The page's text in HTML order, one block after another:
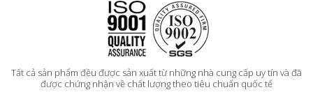
Tất cả sản phẩm đều được sản xuất từ những nhà cung cấp uy tín và đã
được chứng nhận về chất lượng theo tiêu chuẩn quốc tế